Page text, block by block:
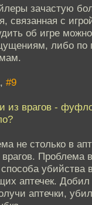
зачастую
связанная с
об игре
либо по
#9
из врагов -
не столько в
Проблема
убийства
аптечек. Добил
аптечки,